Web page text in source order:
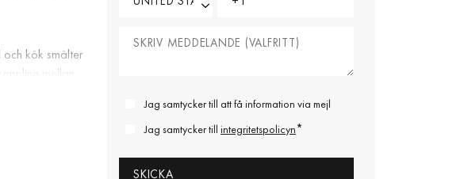
kök smälter
mellan
och förstärker
Jag samtycker till att få information via mejl
Jag samtycker till integritetspolicyn*